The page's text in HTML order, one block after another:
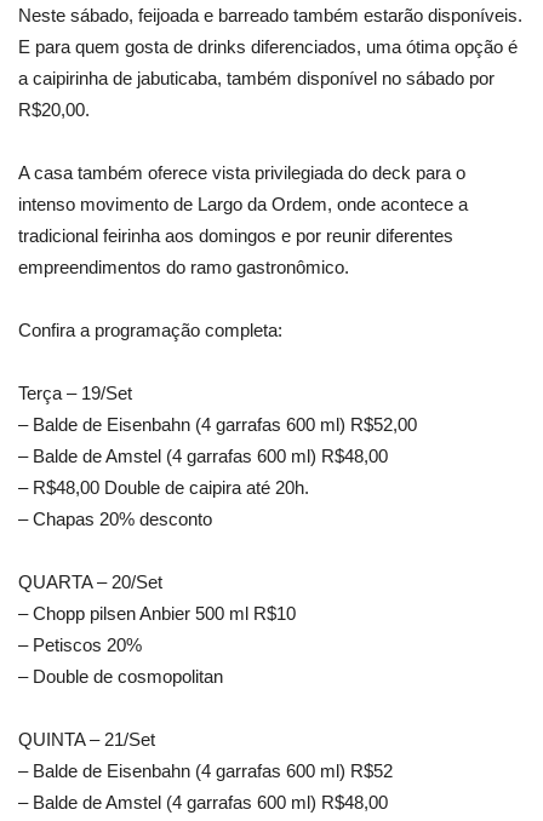
Neste sábado, feijoada e barreado também estarão disponíveis.
E para quem gosta de drinks diferenciados, uma ótima opção é
a caipirinha de jabuticaba, também disponível no sábado por
R$20,00.
A casa também oferece vista privilegiada do deck para o
intenso movimento de Largo da Ordem, onde acontece a
tradicional feirinha aos domingos e por reunir diferentes
empreendimentos do ramo gastronômico.
Confira a programação completa:
Terça – 19/Set
– Balde de Eisenbahn (4 garrafas 600 ml) R$52,00
– Balde de Amstel (4 garrafas 600 ml) R$48,00
– R$48,00 Double de caipira até 20h.
– Chapas 20% desconto
QUARTA – 20/Set
– Chopp pilsen Anbier 500 ml R$10
– Petiscos 20%
– Double de cosmopolitan
QUINTA – 21/Set
– Balde de Eisenbahn (4 garrafas 600 ml) R$52
– Balde de Amstel (4 garrafas 600 ml) R$48,00